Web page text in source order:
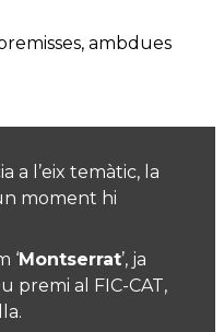
ambdues
a l’eix temàtic, la
moment hi
‘Montserrat’, ja
premi al FIC-CAT,